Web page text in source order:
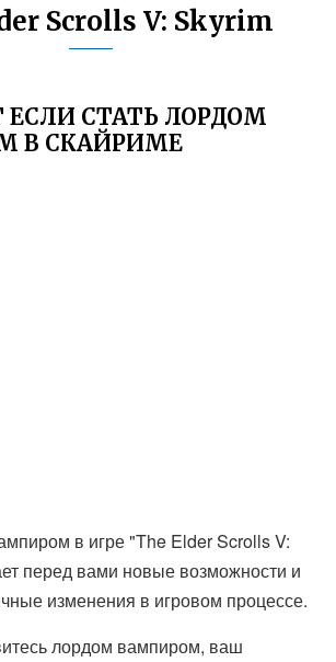
Scrolls V: Skyrim
ЕСЛИ СТАТЬ ЛОРДОМ
В СКАЙРИМЕ
в игре "The Elder Scrolls V:
перед вами новые возможности и
изменения в игровом процессе.
лордом вампиром, ваш